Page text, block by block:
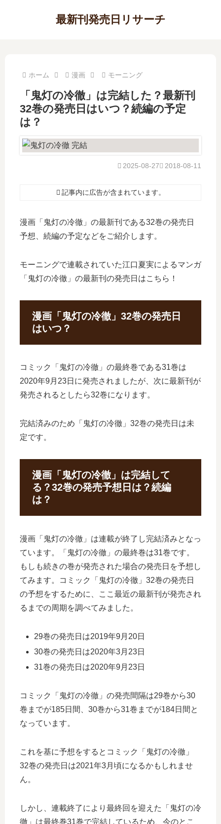
最新刊発売日リサーチ
ホーム 漫画 モーニング
「鬼灯の冷徹」は完結した？最新刊
32巻の発売日はいつ？続編の予定
は？
2018-08-11
2025-08-27
記事内に広告が含まれています。
漫画「鬼灯の冷徹」の最新刊である32巻の発売日
予想、続編の予定などをご紹介します。
モーニングで連載されていた江口夏実によるマンガ
「鬼灯の冷徹」の最新刊の発売日はこちら！
漫画「鬼灯の冷徹」32巻の発売日
はいつ？
コミック「鬼灯の冷徹」の最終巻である31巻は
2020年9月23日に発売されましたが、次に最新刊が
発売されるとしたら32巻になります。
完結済みのため「鬼灯の冷徹」32巻の発売日は未
定です。
漫画「鬼灯の冷徹」は完結して
る？32巻の発売予想日は？続編
は？
漫画「鬼灯の冷徹」は連載が終了し完結済みとなっ
ています。「鬼灯の冷徹」の最終巻は31巻です。
もしも続きの巻が発売された場合の発売日を予想し
てみます。コミック「鬼灯の冷徹」32巻の発売日
の予想をするために、ここ最近の最新刊が発売され
るまでの周期を調べてみました。
29巻の発売日は2019年9月20日
30巻の発売日は2020年3月23日
31巻の発売日は2020年9月23日
コミック「鬼灯の冷徹」の発売間隔は29巻から30
巻までが185日間、30巻から31巻までが184日間と
なっています。
これを基に予想をするとコミック「鬼灯の冷徹」
32巻の発売日は2021年3月頃になるかもしれませ
ん。
しかし、連載終了により最終回を迎えた「鬼灯の冷
徹」は最終巻31巻で完結しているため、今のとこ